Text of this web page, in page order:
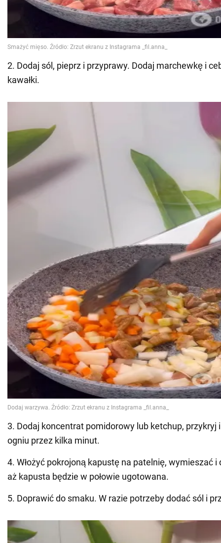
2. Dodaj sól, pieprz i przyprawy. Dodaj marchewkę i
kawałki.
3. Dodaj koncentrat pomidorowy lub ketchup, przykryj
ogniu przez kilka minut.
4. Włożyć pokrojoną kapustę na patelnię, wymieszać i
aż kapusta będzie w połowie ugotowana.
5. Doprawić do smaku. W razie potrzeby dodać sól i